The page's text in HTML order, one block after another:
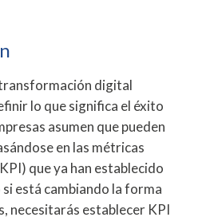
digital
lo que significa el éxito
asumen que pueden
en las métricas
que ya han establecido
está cambiando la forma
necesitarás establecer KPI